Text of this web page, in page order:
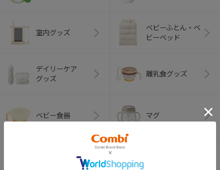
室内グッズ
ベビーふとん・ベ
ビーベッド
デイリーケア
グッズ
離乳食グッズ
ベビー食器 マグ